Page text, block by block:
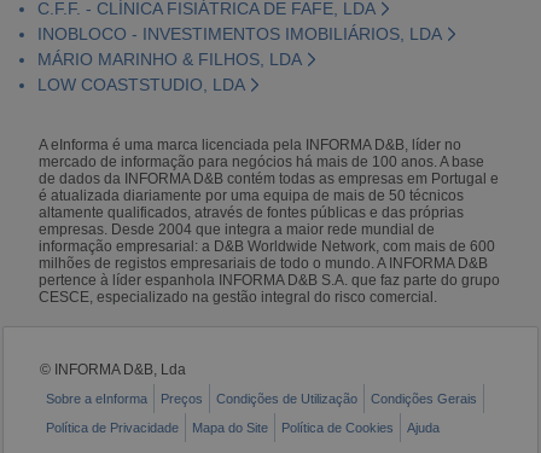
C.F.F. - CLÍNICA FISIÁTRICA DE FAFE, LDA
INOBLOCO - INVESTIMENTOS IMOBILIÁRIOS, LDA
MÁRIO MARINHO & FILHOS, LDA
LOW COASTSTUDIO, LDA
A eInforma é uma marca licenciada pela INFORMA D&B, líder no
mercado de informação para negócios há mais de 100 anos. A base
de dados da INFORMA D&B contém todas as empresas em Portugal e
é atualizada diariamente por uma equipa de mais de 50 técnicos
altamente qualificados, através de fontes públicas e das próprias
empresas. Desde 2004 que integra a maior rede mundial de
informação empresarial: a D&B Worldwide Network, com mais de 600
milhões de registos empresariais de todo o mundo. A INFORMA D&B
pertence à líder espanhola INFORMA D&B S.A. que faz parte do grupo
CESCE, especializado na gestão integral do risco comercial.
© INFORMA D&B, Lda
Sobre a eInforma Preços Condições de Utilização
Condições Gerais
Política de Privacidade
Mapa do Site Política de Cookies Ajuda